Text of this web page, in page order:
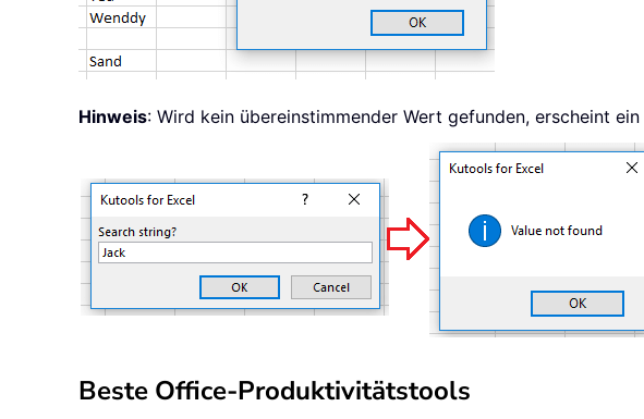
Hinweis: Wird kein übereinstimmender Wert gefunden, erscheint
Beste Office-Produktivitätstools